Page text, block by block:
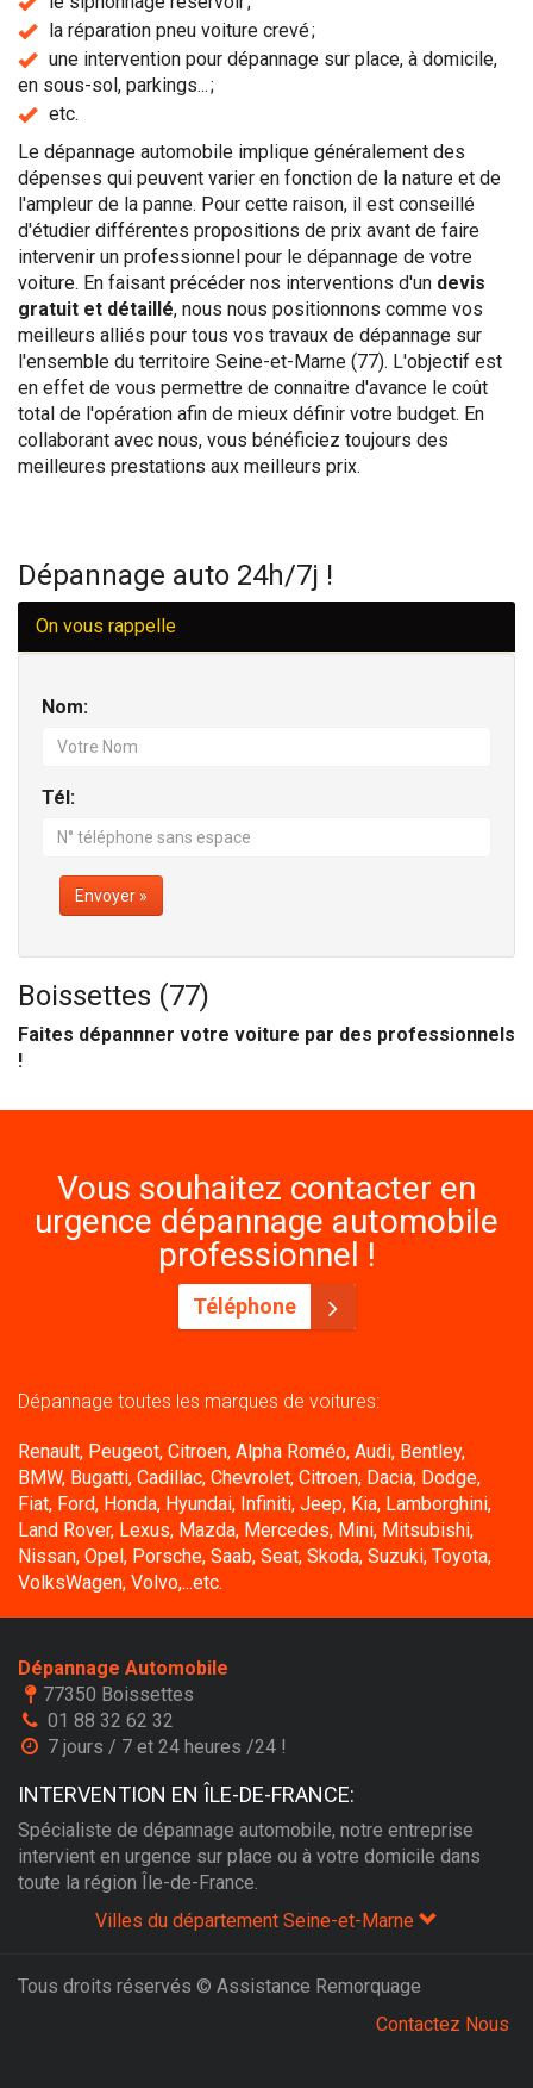
la réparation pneu voiture crevé ;
une intervention pour dépannage sur place, à domicile,
en sous-sol, parkings... ;
etc.
Le dépannage automobile implique généralement des
dépenses qui peuvent varier en fonction de la nature et de
l'ampleur de la panne. Pour cette raison, il est conseillé
d'étudier différentes propositions de prix avant de faire
intervenir un professionnel pour le dépannage de votre
voiture. En faisant précéder nos interventions d'un devis
gratuit et détaillé, nous nous positionnons comme vos
meilleurs alliés pour tous vos travaux de dépannage sur
l'ensemble du territoire Seine-et-Marne (77). L'objectif est
en effet de vous permettre de connaitre d'avance le coût
total de l'opération afin de mieux définir votre budget. En
collaborant avec nous, vous bénéficiez toujours des
meilleures prestations aux meilleurs prix.
Dépannage auto 24h/7j !
On vous rappelle
Nom:
Tél:
Envoyer »
Boissettes (77)
Faites dépannner votre voiture par des professionnels
!
Vous souhaitez contacter en
urgence dépannage automobile
professionnel !
Téléphone
Dépannage toutes les marques de voitures:
Renault, Peugeot, Citroen, Alpha Roméo, Audi, Bentley,
BMW, Bugatti, Cadillac, Chevrolet, Citroen, Dacia, Dodge,
Fiat, Ford, Honda, Hyundai, Infiniti, Jeep, Kia, Lamborghini,
Land Rover, Lexus, Mazda, Mercedes, Mini, Mitsubishi,
Nissan, Opel, Porsche, Saab, Seat, Skoda, Suzuki, Toyota,
VolksWagen, Volvo,...etc.
Dépannage Automobile
77350 Boissettes
01 88 32 62 32
7 jours / 7 et 24 heures /24 !
INTERVENTION EN ÎLE-DE-FRANCE:
Spécialiste de dépannage automobile, notre entreprise
intervient en urgence sur place ou à votre domicile dans
toute la région Île-de-France.
Villes du département Seine-et-Marne
Tous droits réservés © Assistance Remorquage
Contactez Nous